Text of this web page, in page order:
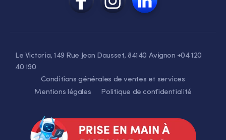
Le Victoria, 149 Rue Jean Dausset, 84140 Avignon +04 120
40 190
Conditions générales de ventes et services
Mentions légales
Politique de confidentialité